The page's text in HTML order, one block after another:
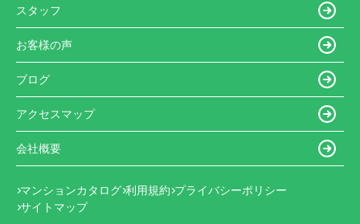
スタッフ
お客様の声
ブログ
アクセスマップ
会社概要
マンションカタログ 利用規約 プライバシーポリシー
サイトマップ